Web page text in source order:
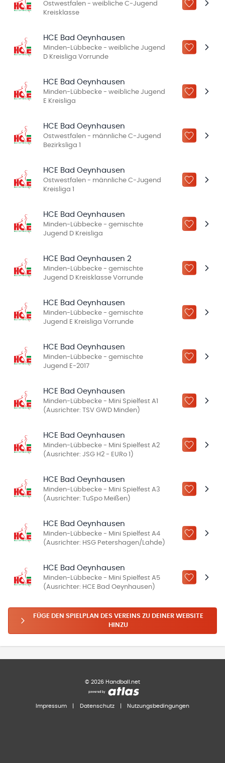
Ostwestfalen - weibliche C-Jugend
Kreisklasse
ZU „MEINE
HCE Bad Oeynhausen
Minden-Lübbecke - weibliche Jugend
D Kreisliga Vorrunde
ZU „MEINE
HCE Bad Oeynhausen
Minden-Lübbecke - weibliche Jugend
E Kreisliga
ZU „MEINE
HCE Bad Oeynhausen
Ostwestfalen - männliche C-Jugend
Bezirksliga 1
ZU „MEINE
HCE Bad Oeynhausen
Ostwestfalen - männliche C-Jugend
Kreisliga 1
ZU „MEINE
HCE Bad Oeynhausen
Minden-Lübbecke - gemischte
Jugend D Kreisliga
ZU „MEINE
HCE Bad Oeynhausen 2
Minden-Lübbecke - gemischte
Jugend D Kreisklasse Vorrunde
ZU „MEINE
HCE Bad Oeynhausen
Minden-Lübbecke - gemischte
Jugend E Kreisliga Vorrunde
ZU „MEINE
HCE Bad Oeynhausen
Minden-Lübbecke - gemischte
Jugend E-2017
ZU „MEINE
HCE Bad Oeynhausen
Minden-Lübbecke - Mini Spielfest A1
(Ausrichter: TSV GWD Minden)
ZU „MEINE
HCE Bad Oeynhausen
Minden-Lübbecke - Mini Spielfest A2
(Ausrichter: JSG H2 - EURo 1)
ZU „MEINE
HCE Bad Oeynhausen
Minden-Lübbecke - Mini Spielfest A3
(Ausrichter: TuSpo Meißen)
ZU „MEINE
HCE Bad Oeynhausen
Minden-Lübbecke - Mini Spielfest A4
(Ausrichter: HSG Petershagen/Lahde)
ZU „MEINE
HCE Bad Oeynhausen
Minden-Lübbecke - Mini Spielfest A5
(Ausrichter: HCE Bad Oeynhausen)
ZU „MEINE
FÜGE DEN SPIELPLAN DES VEREINS ZU DEINER WEBSITE
HINZU
© 2026 Handball.net
Impressum Datenschutz Nutzungsbedingungen